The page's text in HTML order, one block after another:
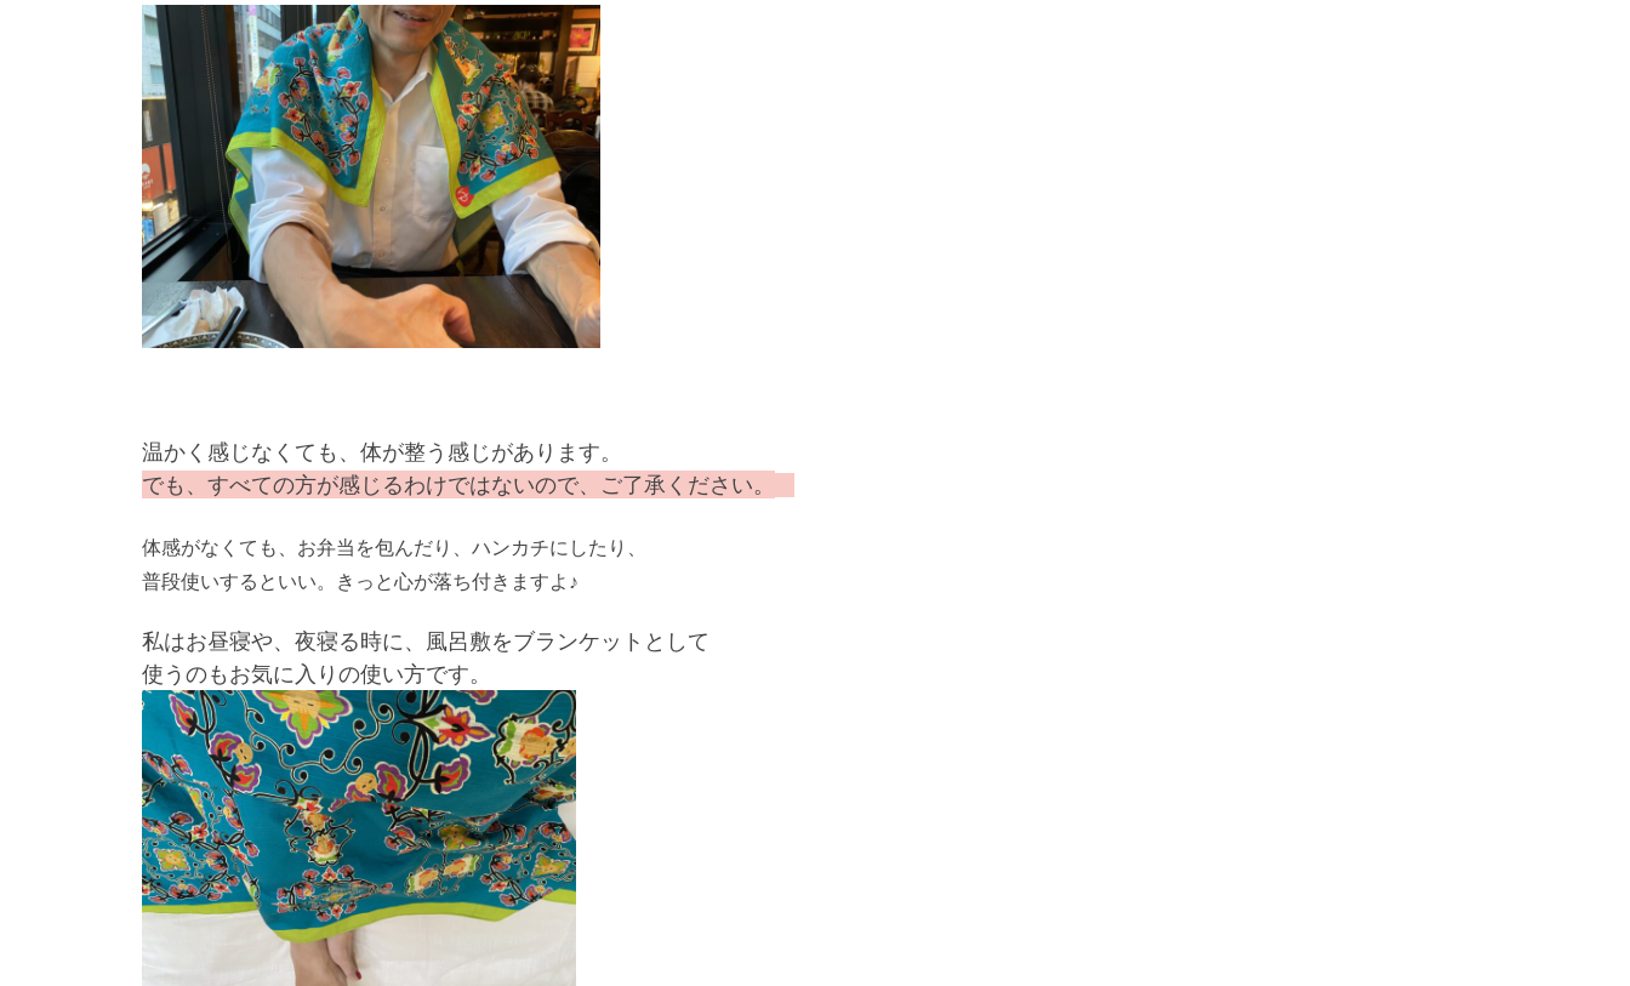
温かく感じなくても、体が整う感じがあります。
でも、すべての方が感じるわけではないので、ご了承ください。
体感がなくても、お弁当を包んだり、ハンカチにしたり、
普段使いするといい。きっと心が落ち付きますよ♪
私はお昼寝や、夜寝る時に、風呂敷をブランケットとして
使うのもお気に入りの使い方です。